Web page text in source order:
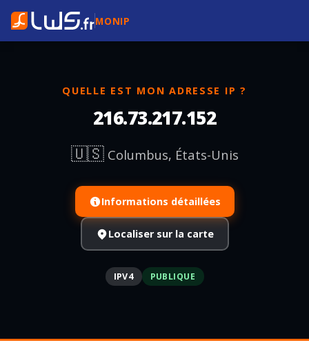
MONIP
QUELLE EST MON ADRESSE IP ?
216.73.217.152
🇺🇸Columbus, États-Unis
Informations détaillées
Localiser sur la carte
IPV4 PUBLIQUE